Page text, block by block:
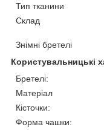
Тип тканини
Склад
Знімні бретелі
Користувальницькі
Бретелі:
Матеріал
Кісточки:
Форма чашки: